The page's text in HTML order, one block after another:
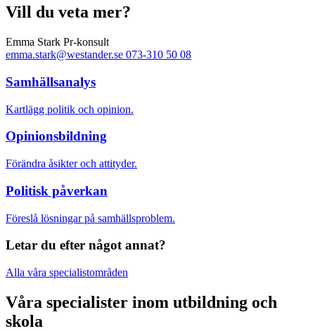
Vill du veta mer?
Emma Stark Pr-konsult
emma.stark@westander.se 073-310 50 08
Samhällsanalys
Kartlägg politik och opinion.
Opinionsbildning
Förändra åsikter och attityder.
Politisk påverkan
Föreslå lösningar på samhällsproblem.
Letar du efter något annat?
Alla våra specialistområden
Våra specialister inom utbildning och
skola